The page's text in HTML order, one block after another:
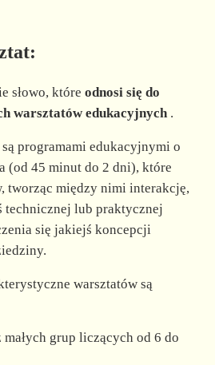
i
d
e
o
słowo, które odnosi się do
warsztatów edukacyjnych.
programami edukacyjnymi o
(od 45 minut do 2 dni), które
tworząc między nimi interakcję,
technicznej lub praktycznej
się jakiejś koncepcji
warsztatów są
małych grup liczących od 6 do